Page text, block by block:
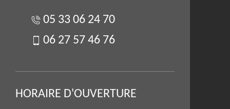
05 33 06 24 70
06 27 57 46 76
HORAIRE D'OUVERTURE